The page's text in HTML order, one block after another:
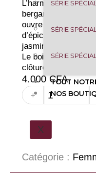
SÉRIE
SÉRIE
SÉRIE
TOUT
NOS
X
L’harmonie
bergamote, de
ouvre le parfum.
d’épices, le cœur
jasmin, de baie de
Le bois de cèdre,
clôturent le parfum.
4.000CFA
+
Catégorie :